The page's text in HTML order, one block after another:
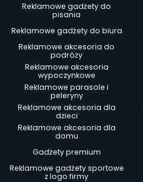
Reklamowe gadżety do
pisania
Reklamowe gadżety do biura
Reklamowe akcesoria do
podróży
Reklamowe akcesoria
wypoczynkowe
Reklamowe parasole i
peleryny
Reklamowe akcesoria dla
dzieci
Reklamowe akcesoria dla
domu
Gadżety premium
Reklamowe gadżety sportowe
z logo firmy